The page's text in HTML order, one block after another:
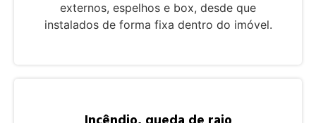
externos, espelhos e box, desde que
instalados de forma fixa dentro do imóvel.